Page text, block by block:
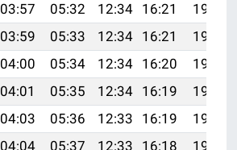
03:57 05:32 12:34 16:21
19:26
03:59 05:33 12:34 16:21
19:25
04:00 05:34 12:34 16:20
19:23
04:01 05:35 12:34 16:19
19:22
04:03 05:36 12:33 16:19
19:20
04:04 05:37 12:33 16:18
19:19